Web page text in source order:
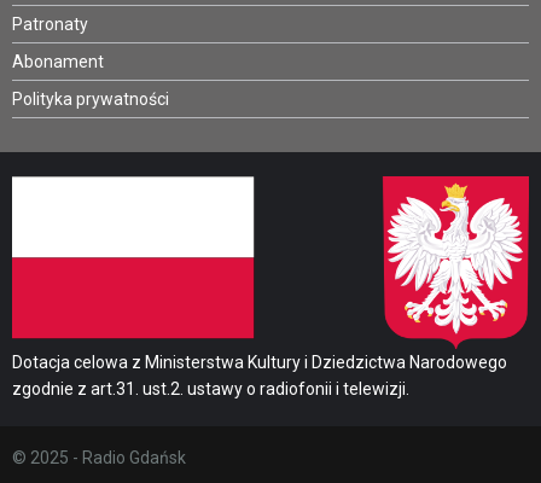
Patronaty
Abonament
Polityka prywatności
Dotacja celowa z Ministerstwa Kultury i Dziedzictwa Narodowego
zgodnie z art.31. ust.2. ustawy o radiofonii i telewizji.
© 2025 - Radio Gdańsk